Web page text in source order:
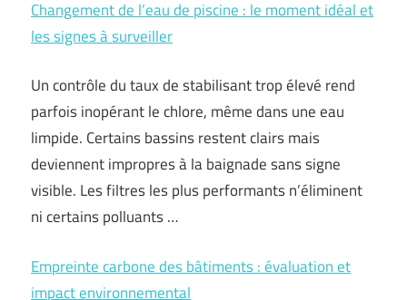
Changement de l’eau de piscine : le moment idéal et
les signes à surveiller
Un contrôle du taux de stabilisant trop élevé rend
parfois inopérant le chlore, même dans une eau
limpide. Certains bassins restent clairs mais
deviennent impropres à la baignade sans signe
visible. Les filtres les plus performants n’éliminent
ni certains polluants …
Empreinte carbone des bâtiments : évaluation et
impact environnemental